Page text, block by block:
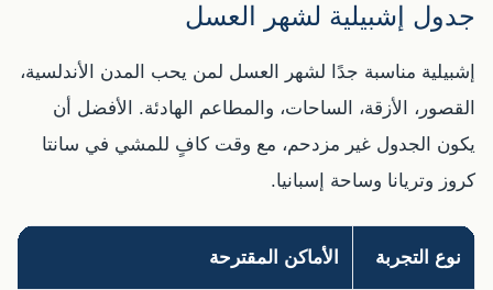
جدول إشبيلية لشهر العسل
إشبيلية مناسبة جدًا لشهر العسل لمن يحب المدن الأندلسية،
القصور، الأزقة، الساحات، والمطاعم الهادئة. الأفضل أن
يكون الجدول غير مزدحم، مع وقت كافٍ للمشي في سانتا
كروز وتريانا وساحة إسبانيا.
نوع التجربة الأماكن المقترحة